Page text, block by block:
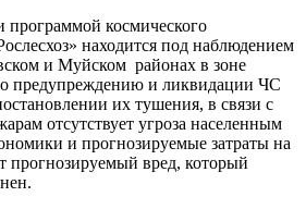
программой космического
находится под наблюдением
и Муйском районах в зоне
предупреждению и ликвидации ЧС
их тушения, в связи с
отсутствует угроза населенным
и прогнозируемые затраты на
вред, который